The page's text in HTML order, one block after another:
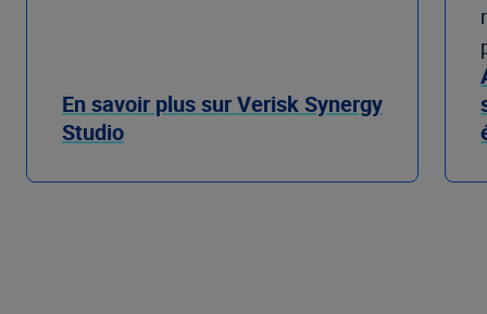
En savoir plus sur Verisk Synergy
Studio